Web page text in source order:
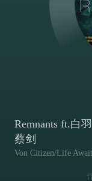
Remnants ft.白
蔡剑
Von Citizen/Life